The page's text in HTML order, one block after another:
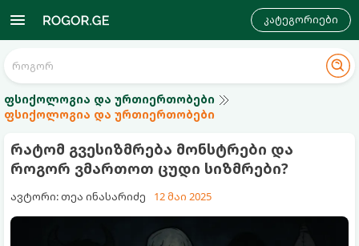
კატეგორიები
ფსიქოლოგია და ურთიერთობები
ფსიქოლოგია და ურთიერთობები
რატომ გვესიზმრება მონსტრები და
როგორ ვმართოთ ცუდი სიზმრები?
ავტორი: თეა ინასარიძე 12 მაი 2025